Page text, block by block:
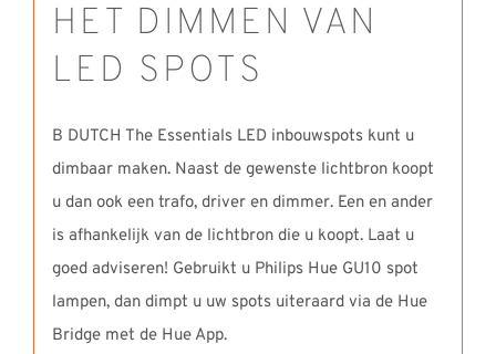
HET DIMMEN VAN
LED SPOTS
B DUTCH The Essentials LED inbouwspots kunt u
dimbaar maken. Naast de gewenste lichtbron koopt
u dan ook een trafo, driver en dimmer. Een en ander
is afhankelijk van de lichtbron die u koopt. Laat u
goed adviseren! Gebruikt u Philips Hue GU10 spot
lampen, dan dimpt u uw spots uiteraard via de Hue
Bridge met de Hue App.